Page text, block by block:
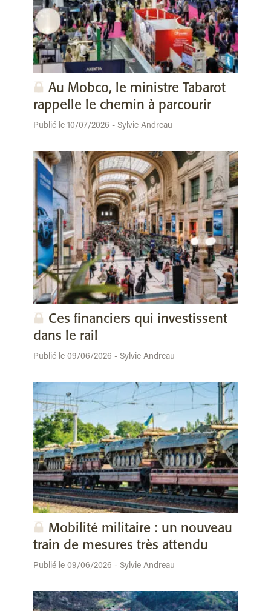
Au Mobco, le ministre Tabarot
rappelle le chemin à parcourir
Publié le 10/07/2026 - Sylvie Andreau
Ces financiers qui investissent
dans le rail
Publié le 09/06/2026 - Sylvie Andreau
Mobilité militaire : un nouveau
train de mesures très attendu
Publié le 09/06/2026 - Sylvie Andreau